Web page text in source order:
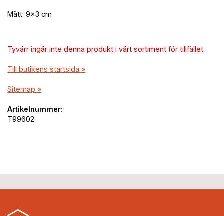
Mått: 9x3 cm
Tyvärr ingår inte denna produkt i vårt sortiment för tillfället.
Till butikens startsida »
Sitemap »
Artikelnummer:
T99602